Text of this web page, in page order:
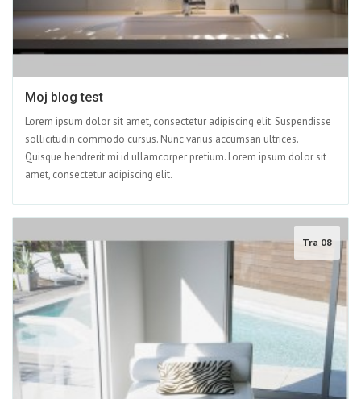
Moj blog test
Lorem ipsum dolor sit amet, consectetur adipiscing elit. Suspendisse
sollicitudin commodo cursus. Nunc varius accumsan ultrices.
Quisque hendrerit mi id ullamcorper pretium. Lorem ipsum dolor sit
amet, consectetur adipiscing elit.
Tra 08